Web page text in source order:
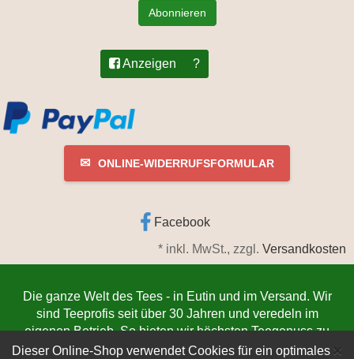
×
Dieser Online-Shop verwendet Cookies für ein optimales
Abonnieren
Anzeigen ?
✉ ONLINE-WIDERRUFSFORMULAR
Facebook
* inkl. MwSt., zzgl. Versandkosten
Die ganze Welt des Tees - in Eutin und im Versand. Wir
sind Teeprofis seit über 30 Jahren und veredeln im
eigenen Betrieb. So bieten wir höchsten Teegenuss zu
niedrigsten Preisen. Jetzt bestellenwww.teeschmiede-